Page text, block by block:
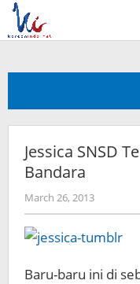
Skip
content
Jessica SNSD
Bandara
March 26, 2013by
Baru-baru ini di